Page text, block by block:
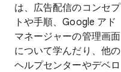
は、広告配信のコンセプ
トや手順、Google アド
マネージャーの管理画面
について学んだり、他の
ヘルプセンターやデベロ